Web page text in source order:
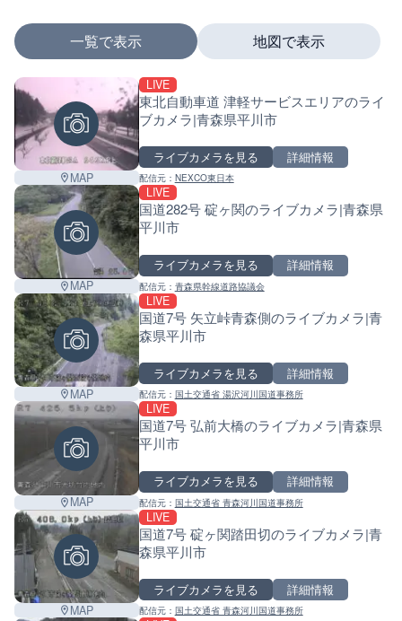
一覧で表示
MAP
LIVE
東北自動車道 津軽サービスエリアのライ
ブカメラ|青森県平川市
ライブカメラを見る 詳細情報
配信元： NEXCO東日本
MAP
LIVE
国道282号 碇ヶ関のライブカメラ|青森県
平川市
ライブカメラを見る 詳細情報
配信元： 青森県幹線道路協議会
MAP
LIVE
国道7号 矢立峠青森側のライブカメラ|青
森県平川市
ライブカメラを見る 詳細情報
配信元： 国土交通省 湯沢河川国道事務所
MAP
LIVE
国道7号 弘前大橋のライブカメラ|青森県
平川市
ライブカメラを見る 詳細情報
配信元： 国土交通省 青森河川国道事務所
MAP
LIVE
国道7号 碇ヶ関踏田切のライブカメラ|青
森県平川市
ライブカメラを見る 詳細情報
配信元： 国土交通省 青森河川国道事務所
地図で表示
+
−
マーカーをタップするとライブカメラの詳細が表示さ